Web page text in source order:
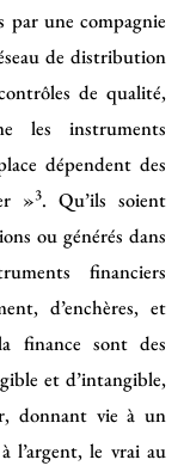
par une compagnie
de distribution
de qualité,
les instruments
dépendent des
»3. Qu’ils soient
ou générés dans
financiers
d’enchères, et
finance sont des
et d’intangible,
donnant vie à un
l’argent, le vrai au